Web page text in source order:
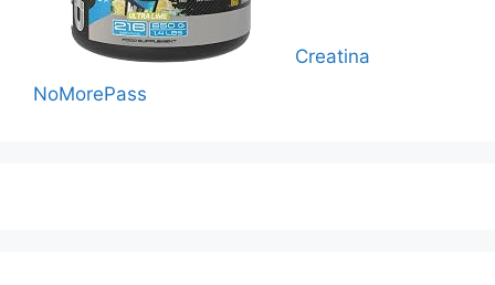
Creatina
NoMorePass